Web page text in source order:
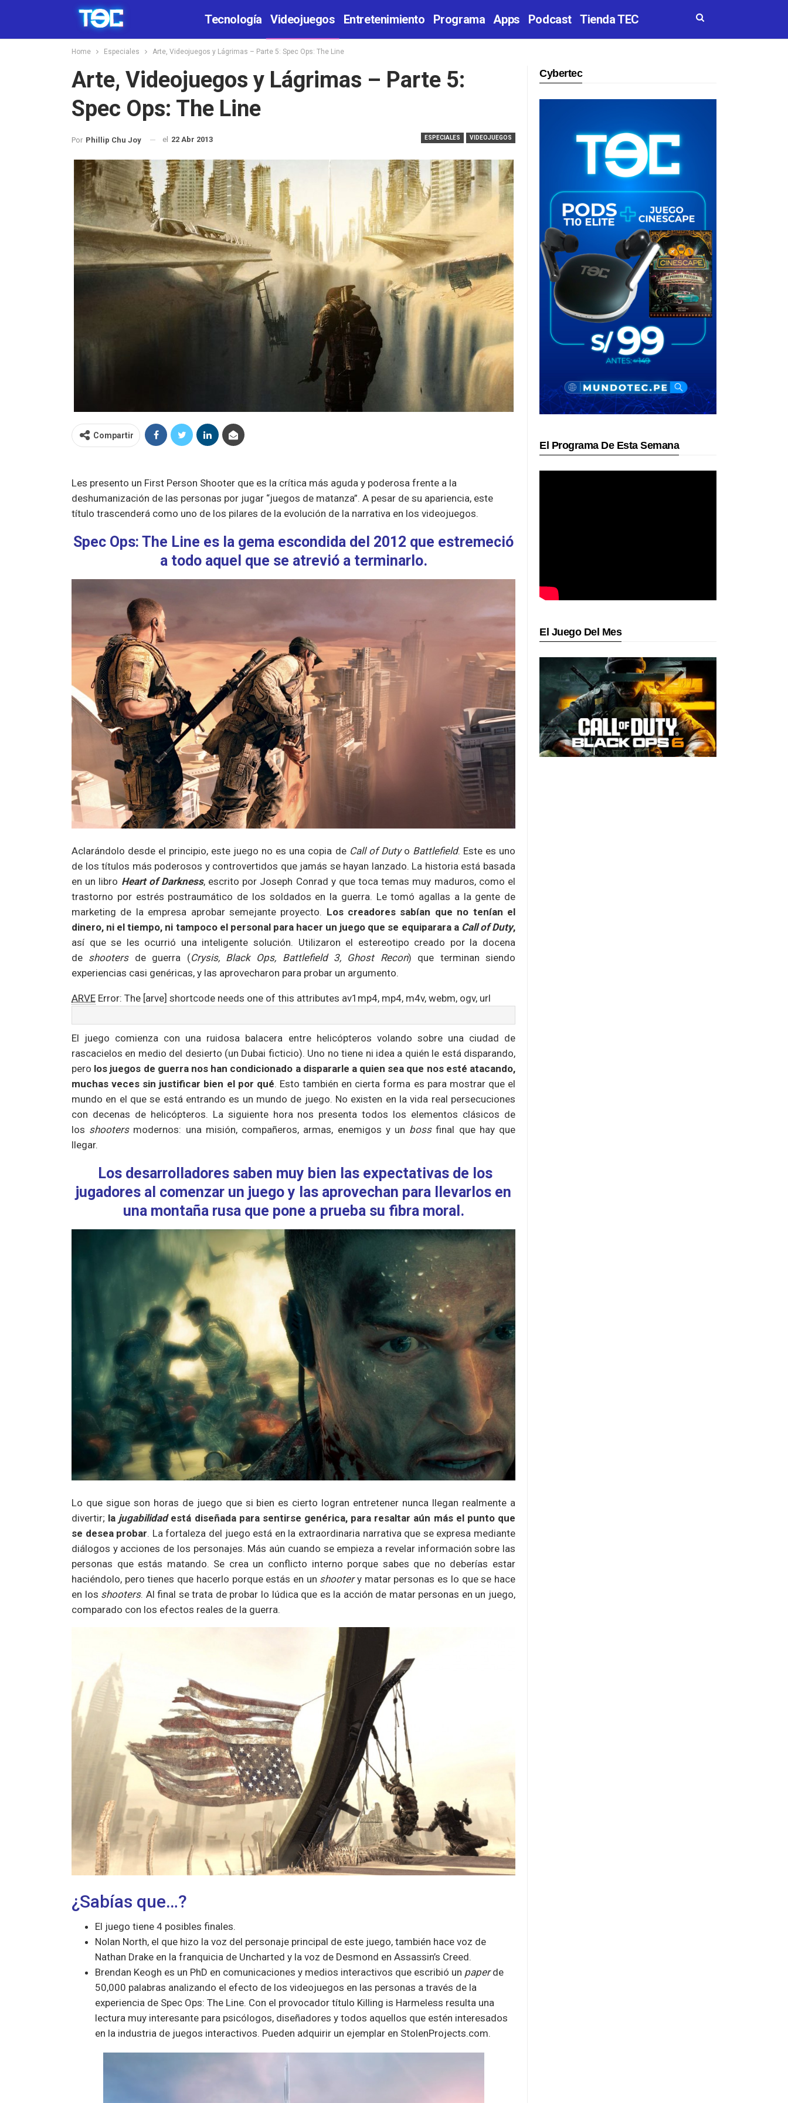
Tecnología Videojuegos Entretenimiento Programa Apps Podcast Tienda TEC
Home Especiales Arte, Videojuegos y Lágrimas – Parte 5: Spec Ops: The Line
Arte, Videojuegos y Lágrimas – Parte 5:
Spec Ops: The Line
ESPECIALES VIDEOJUEGOS
Por Phillip Chu Joy el 22 Abr 2013
Compartir
Les presento un First Person Shooter que es la crítica más aguda y poderosa frente a la
deshumanización de las personas por jugar “juegos de matanza”. A pesar de su apariencia, este
título trascenderá como uno de los pilares de la evolución de la narrativa en los videojuegos.
Spec Ops: The Line es la gema escondida del 2012 que estremeció
a todo aquel que se atrevió a terminarlo.
Aclarándolo desde el principio, este juego no es una copia de Call of Dutyo Battlefield. Este es uno
de los títulos más poderosos y controvertidos que jamás se hayan lanzado. La historia está basada
en un libro Heart of Darkness, escrito por Joseph Conrad y que toca temas muy maduros, como el
trastorno por estrés postraumático de los soldados en la guerra. Le tomó agallas a la gente de
marketing de la empresa aprobar semejante proyecto. Los creadores sabían que no tenían el
dinero, ni el tiempo, ni tampoco el personal para hacer un juego que se equiparara a Call of Duty,
así que se les ocurrió una inteligente solución. Utilizaron el estereotipo creado por la docena
de shooters de guerra (Crysis, Black Ops, Battlefield 3, Ghost Recon) que terminan siendo
experiencias casi genéricas, y las aprovecharon para probar un argumento.
ARVE Error: The [arve] shortcode needs one of this attributes av1mp4, mp4, m4v, webm, ogv, url
El juego comienza con una ruidosa balacera entre helicópteros volando sobre una ciudad de
rascacielos en medio del desierto (un Dubai ficticio). Uno no tiene ni idea a quién le está disparando,
pero los juegos de guerra nos han condicionado a dispararle a quien sea que nos esté atacando,
muchas veces sin justificar bien el por qué. Esto también en cierta forma es para mostrar que el
mundo en el que se está entrando es un mundo de juego. No existen en la vida real persecuciones
con decenas de helicópteros. La siguiente hora nos presenta todos los elementos clásicos de
los shootersmodernos: una misión, compañeros, armas, enemigos y un bossfinal que hay que
llegar.
Los desarrolladores saben muy bien las expectativas de los
jugadores al comenzar un juego y las aprovechan para llevarlos en
una montaña rusa que pone a prueba su fibra moral.
Lo que sigue son horas de juego que si bien es cierto logran entretener nunca llegan realmente a
divertir; la jugabilidad está diseñada para sentirse genérica, para resaltar aún más el punto que
se desea probar. La fortaleza del juego está en la extraordinaria narrativa que se expresa mediante
diálogos y acciones de los personajes. Más aún cuando se empieza a revelar información sobre las
personas que estás matando. Se crea un conflicto interno porque sabes que no deberías estar
haciéndolo, pero tienes que hacerlo porque estás en un shootery matar personas es lo que se hace
en los shooters. Al final se trata de probar lo lúdica que es la acción de matar personas en un juego,
comparado con los efectos reales de la guerra.
¿Sabías que…?
El juego tiene 4 posibles finales.
Nolan North, el que hizo la voz del personaje principal de este juego, también hace voz de
Nathan Drake en la franquicia de Uncharted y la voz de Desmond en Assassin’s Creed.
Brendan Keogh es un PhD en comunicaciones y medios interactivos que escribió un paperde
50,000 palabras analizando el efecto de los videojuegos en las personas a través de la
experiencia de Spec Ops: The Line. Con el provocador título Killing is Harmeless resulta una
lectura muy interesante para psicólogos, diseñadores y todos aquellos que estén interesados
en la industria de juegos interactivos. Pueden adquirir un ejemplar en StolenProjects.com.
Cybertec
El Programa De Esta Semana
El Juego Del Mes